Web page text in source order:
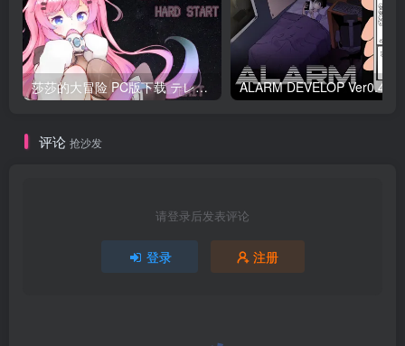
莎莎的大冒险 PC版下载 テレサちゃんミニゲーム! 莎莎あどべんちゃー
评论 抢沙发
请登录后发表评论
登录 注册